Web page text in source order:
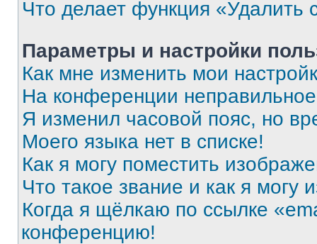
Что делает функция «Удалить
Параметры и настройки
Как мне изменить мои
На конференции
Я изменил часовой пояс, но
Моего языка нет в списке!
Как я могу поместить
Что такое звание и как я могу
Когда я щёлкаю по ссылке
конференцию!